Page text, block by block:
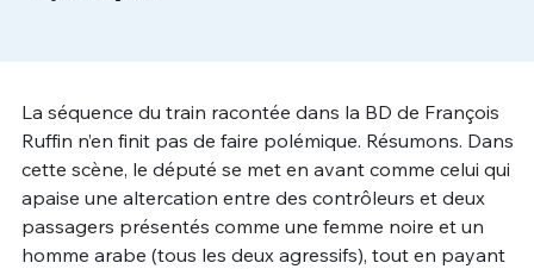
La séquence du train racontée dans la BD de François
Ruffin n’en finit pas de faire polémique. Résumons. Dans
cette scène, le député se met en avant comme celui qui
apaise une altercation entre des contrôleurs et deux
passagers présentés comme une femme noire et un
homme arabe (tous les deux agressifs), tout en payant
Un Thread
C'EST PARTI